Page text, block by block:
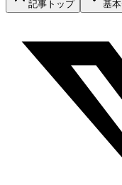
記事トップ 基